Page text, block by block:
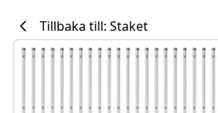
Tillbaka till: Staket